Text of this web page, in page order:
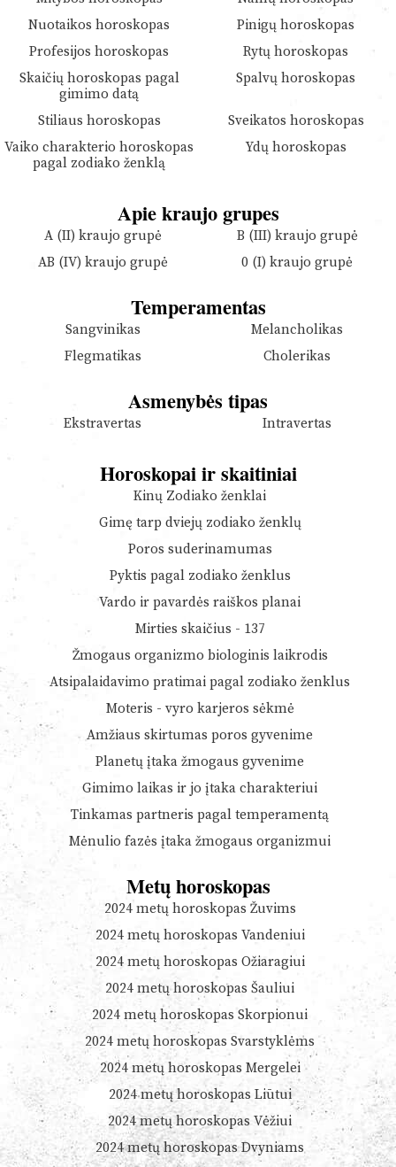
Nuotaikos horoskopas
Pinigų horoskopas
Profesijos horoskopas
Rytų horoskopas
Skaičių horoskopas pagal
gimimo datą
Spalvų horoskopas
Stiliaus horoskopas
Sveikatos horoskopas
Vaiko charakterio horoskopas
pagal zodiako ženklą
Ydų horoskopas
Apie kraujo grupes
A (II) kraujo grupė
B (III) kraujo grupė
AB (IV) kraujo grupė
0 (I) kraujo grupė
Temperamentas
Sangvinikas
Melancholikas
Flegmatikas
Cholerikas
Asmenybės tipas
Ekstravertas Intravertas
Horoskopai ir skaitiniai
Kinų Zodiako ženklai
Gimę tarp dviejų zodiako ženklų
Poros suderinamumas
Pyktis pagal zodiako ženklus
Vardo ir pavardės raiškos planai
Mirties skaičius - 137
Žmogaus organizmo biologinis laikrodis
Atsipalaidavimo pratimai pagal zodiako ženklus
Moteris - vyro karjeros sėkmė
Amžiaus skirtumas poros gyvenime
Planetų įtaka žmogaus gyvenime
Gimimo laikas ir jo įtaka charakteriui
Tinkamas partneris pagal temperamentą
Mėnulio fazės įtaka žmogaus organizmui
Metų horoskopas
2024 metų horoskopas Žuvims
2024 metų horoskopas Vandeniui
2024 metų horoskopas Ožiaragiui
2024 metų horoskopas Šauliui
2024 metų horoskopas Skorpionui
2024 metų horoskopas Svarstyklėms
2024 metų horoskopas Mergelei
2024 metų horoskopas Liūtui
2024 metų horoskopas Vėžiui
2024 metų horoskopas Dvyniams